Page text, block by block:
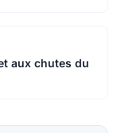
aux chutes du